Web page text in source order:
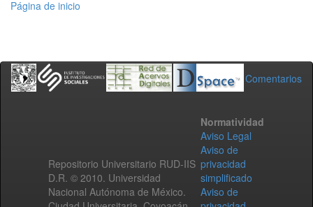
Página de inicio
Comentarios
Repositorio Universitario RUD-IIS
D.R. © 2010. Universidad
Nacional Autónoma de México.
Normatividad
Aviso Legal
Aviso de
privacidad
simplificado
Aviso de